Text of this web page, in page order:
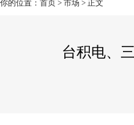
你的位置： 首页 > 市场 > 正文
台积电、